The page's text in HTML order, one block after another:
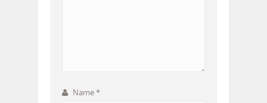
Name*